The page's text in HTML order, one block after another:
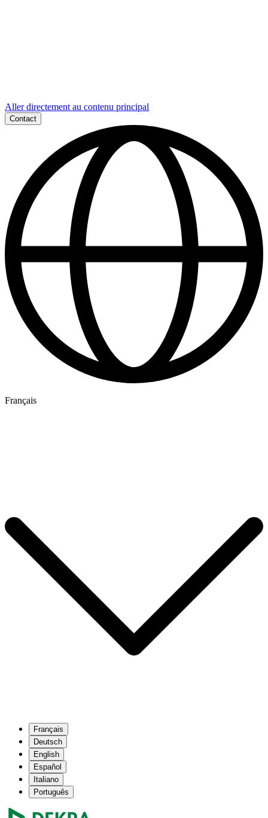
Aller directement au contenu principal
Contact
Français
Français
Deutsch
English
Español
Italiano
Português